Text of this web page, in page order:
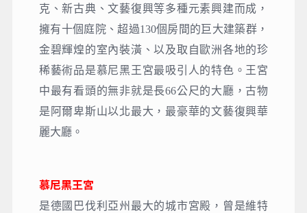
克、新古典、文藝復興等多種元素興建而成，
擁有十個庭院、超過130個房間的巨大建築群，
金碧輝煌的室內裝潢、以及取自歐洲各地的珍
稀藝術品是慕尼黑王宮最吸引人的特色。王宮
中最有看頭的無非就是長66公尺的大廳，古物
是阿爾卑斯山以北最大，最豪華的文藝復興華
麗大廳。
慕尼黑王宮
是德國巴伐利亞州最大的城市宮殿，曾是維特